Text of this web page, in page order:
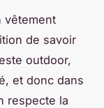
vêtement
de savoir
outdoor,
et donc dans
respecte la